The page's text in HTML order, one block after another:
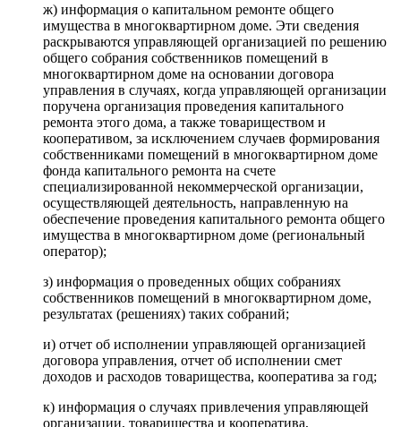
ж) информация о капитальном ремонте общего
имущества в многоквартирном доме. Эти сведения
раскрываются управляющей организацией по решению
общего собрания собственников помещений в
многоквартирном доме на основании договора
управления в случаях, когда управляющей организации
поручена организация проведения капитального
ремонта этого дома, а также товариществом и
кооперативом, за исключением случаев формирования
собственниками помещений в многоквартирном доме
фонда капитального ремонта на счете
специализированной некоммерческой организации,
осуществляющей деятельность, направленную на
обеспечение проведения капитального ремонта общего
имущества в многоквартирном доме (региональный
оператор);
з) информация о проведенных общих собраниях
собственников помещений в многоквартирном доме,
результатах (решениях) таких собраний;
и) отчет об исполнении управляющей организацией
договора управления, отчет об исполнении смет
доходов и расходов товарищества, кооператива за год;
к) информация о случаях привлечения управляющей
организации, товарищества и кооператива,